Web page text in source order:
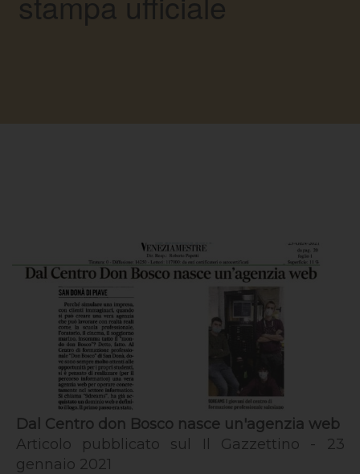
Dal Centro don Bosco nasce un'agenzia web
Articolo pubblicato sul Il Gazzettino - 23
gennaio 2021